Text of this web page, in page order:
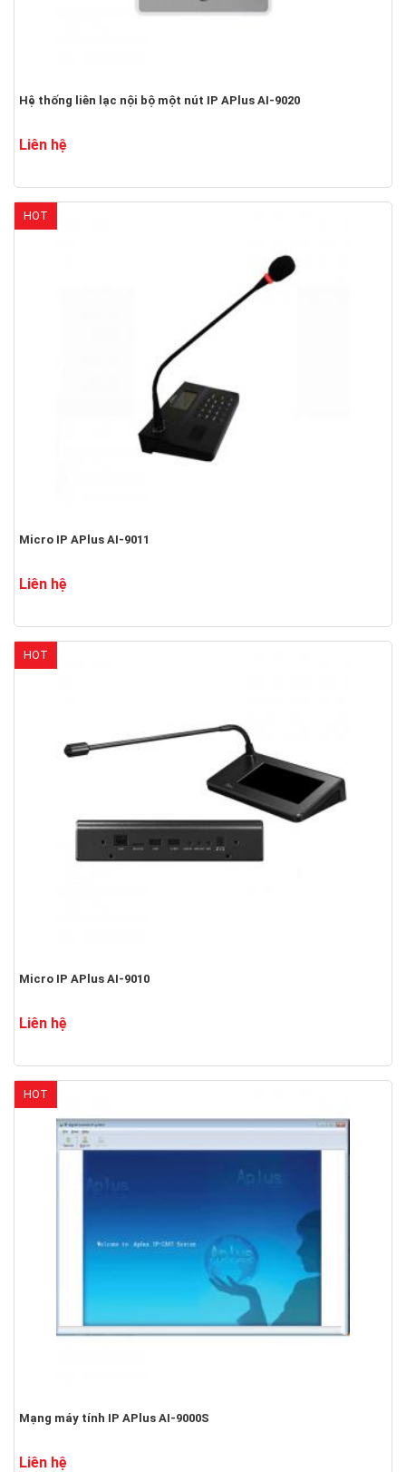
Hệ thống liên lạc nội bộ một nút IP APlus AI-9020
Liên hệ
HOT
Micro IP APlus AI-9011
Liên hệ
HOT
Micro IP APlus AI-9010
Liên hệ
HOT
Mạng máy tính IP APlus AI-9000S
Liên hệ